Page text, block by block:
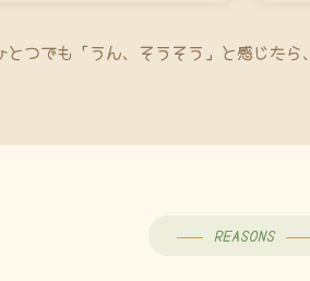
とつでも「うん、そうそう」と感じたら
REASONS